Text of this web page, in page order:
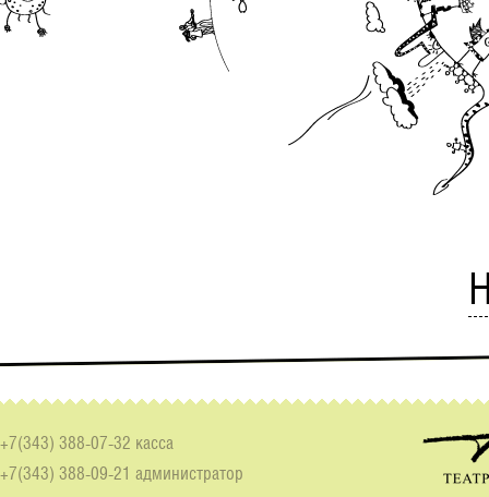
+7(343) 388-07-32 касса
+7(343) 388-09-21 администратор